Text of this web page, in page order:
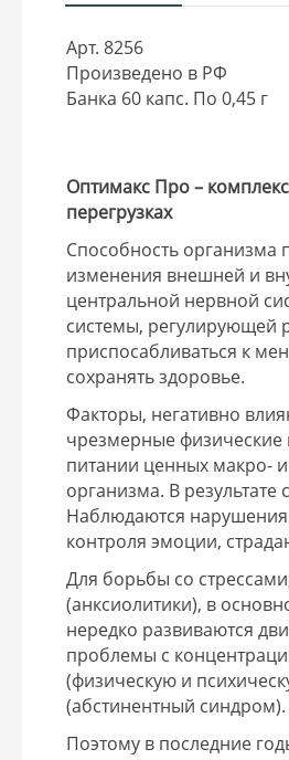
Арт. 8256
Произведено в РФ
Банка 60 капс. По 0,45 г
Оптимакс Про –
перегрузках
Способность организма
изменения внешней и
центральной нервной
системы, регулирующей
приспосабливаться к
сохранять здоровье.
Факторы, негативно
чрезмерные физические
питании ценных макро-
организма. В результате
Наблюдаются нарушения
контроля эмоции,
Для борьбы со
(анксиолитики), в
нередко развиваются
проблемы с
(физическую и
(абстинентный синдром).
Поэтому в последние